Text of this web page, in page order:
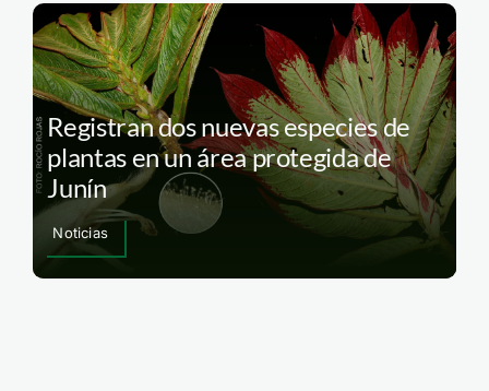
Registran dos nuevas especies de
plantas en un área protegida de
Junín
Noticias